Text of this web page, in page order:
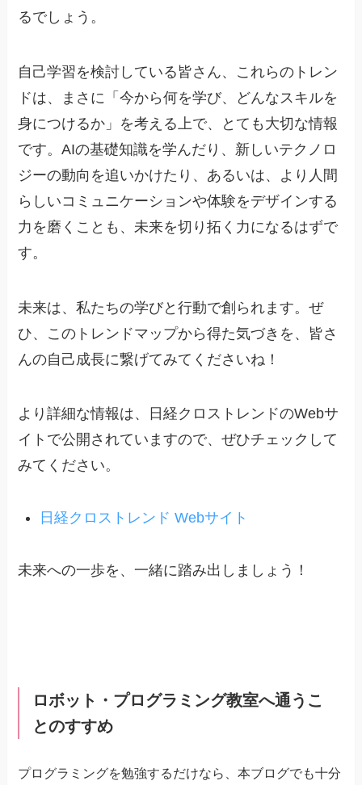
るでしょう。
自己学習を検討している皆さん、これらのトレン
ドは、まさに「今から何を学び、どんなスキルを
身につけるか」を考える上で、とても大切な情報
です。AIの基礎知識を学んだり、新しいテクノロ
ジーの動向を追いかけたり、あるいは、より人間
らしいコミュニケーションや体験をデザインする
力を磨くことも、未来を切り拓く力になるはずで
す。
未来は、私たちの学びと行動で創られます。ぜ
ひ、このトレンドマップから得た気づきを、皆さ
んの自己成長に繋げてみてくださいね！
より詳細な情報は、日経クロストレンドのWebサ
イトで公開されていますので、ぜひチェックして
みてください。
日経クロストレンド Webサイト
未来への一歩を、一緒に踏み出しましょう！
ロボット・プログラミング教室へ通うこ
とのすすめ
プログラミングを勉強するだけなら、本ブログでも十分